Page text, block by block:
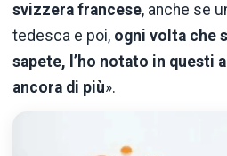
svizzera francese, anche se
tedesca e poi, ogni volta che
sapete, l’ho notato in questi
ancora di più».